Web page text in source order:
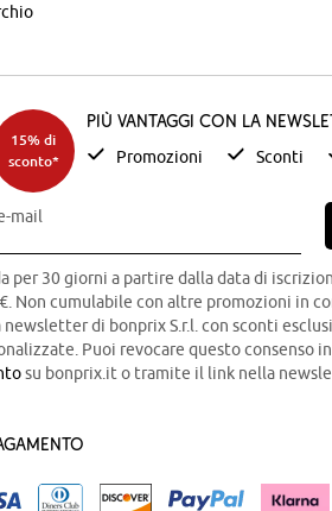
15% di
sconto*
Più vantaggi con la
Promozioni Sconti
mail
per 30 giorni a partire dalla data di
Non cumulabile con altre promozioni in
di bonprix S.r.l. con sconti
Puoi revocare questo consenso
su bonprix.it o tramite il link nella